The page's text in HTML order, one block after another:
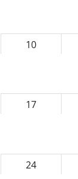
10
17
24